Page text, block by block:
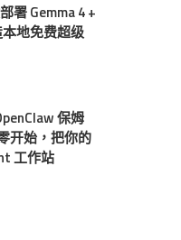
署 Gemma 4 +
地免费超级
保姆
开始，把你的
工作站